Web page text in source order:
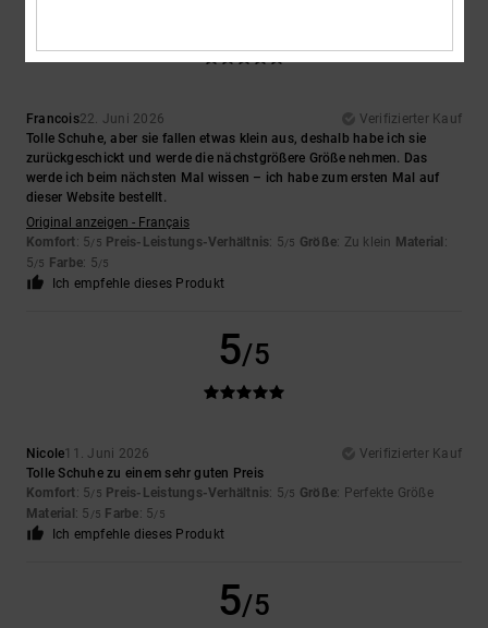
Francois22. Juni 2026
Verifizierter Kauf
Tolle Schuhe, aber sie fallen etwas klein aus, deshalb habe ich sie
zurückgeschickt und werde die nächstgrößere Größe nehmen. Das
werde ich beim nächsten Mal wissen – ich habe zum ersten Mal auf
dieser Website bestellt.
Original anzeigen - Français
Komfort: 5/5 Preis-Leistungs-Verhältnis: 5/5 Größe: Zu klein Material :
5/5 Farbe: 5/5
Ich empfehle dieses Produkt
5/5
Nicole11. Juni 2026
Verifizierter Kauf
Tolle Schuhe zu einem sehr guten Preis
Komfort: 5/5 Preis-Leistungs-Verhältnis: 5/5 Größe: Perfekte Größe
Material : 5 /5 Farbe: 5/5
Ich empfehle dieses Produkt
5/5